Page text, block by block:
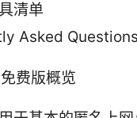
清单
Asked Questions
费版概览